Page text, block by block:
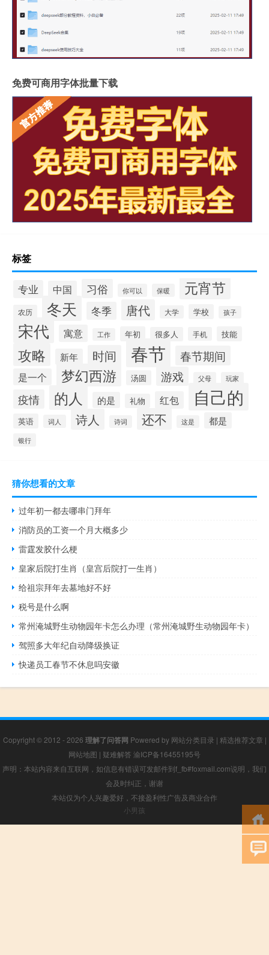
免费可商用字体批量下载
标签
专业 中国 习俗 你可以 保暖 元宵节
农历 冬天 冬季 唐代 大学 学校 孩子
宋代 寓意 工作 年初 很多人 手机 技能
攻略 新年 时间 春节 春节期间
是一个 梦幻西游 汤圆 游戏 父母 玩家
疫情 的人 的是 礼物 红包 自己的
英语 词人 诗人 诗词 还不 这是 都是
银行
猜你想看的文章
过年初一都去哪串门拜年
消防员的工资一个月大概多少
雷霆发胶什么梗
皇家后院打生肖（皇宫后院打一生肖）
给祖宗拜年去墓地好不好
税号是什么啊
常州淹城野生动物园年卡怎么办理（常州淹城野生动物园年卡）
驾照多大年纪自动降级换证
快递员工春节不休息吗安徽
Copyright © 2012 - 2026 理解了问答网 Powered by 网站分类目录 | 精选推荐文章 |
网站地图 | 疑难解答 渝ICP备16455195号
声明：本站内容来自互联网，如信息有错误可发邮件到f_fb#foxmail.com说明，我们
会及时纠正，谢谢
本站仅为个人兴趣爱好，不接盈利性广告及商业合作
小男孩